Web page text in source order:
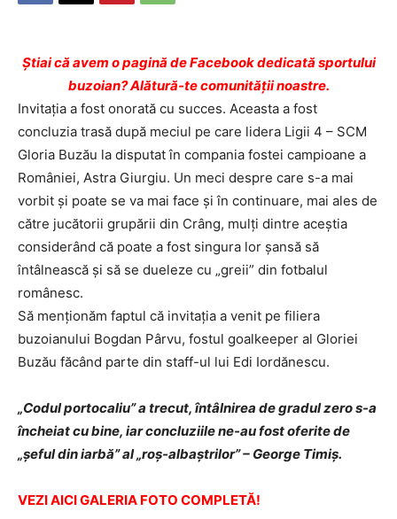
Ştiai că avem o pagină de Facebook dedicată sportului
buzoian? Alătură-te comunității noastre.
Invitaţia a fost onorată cu succes. Aceasta a fost
concluzia trasă după meciul pe care lidera Ligii 4 – SCM
Gloria Buzău la disputat în compania fostei campioane a
României, Astra Giurgiu. Un meci despre care s-a mai
vorbit şi poate se va mai face şi în continuare, mai ales de
către jucătorii grupării din Crâng, mulţi dintre aceştia
considerând că poate a fost singura lor şansă să
întâlnească şi să se dueleze cu „greii” din fotbalul
românesc.
Să menţionăm faptul că invitaţia a venit pe filiera
buzoianului Bogdan Pârvu, fostul goalkeeper al Gloriei
Buzău făcând parte din staff-ul lui Edi Iordănescu.
„Codul portocaliu” a trecut, întâlnirea de gradul zero s-a
încheiat cu bine, iar concluziile ne-au fost oferite de
„şeful din iarbă” al „roş-albaştrilor” – George Timiş.
VEZI AICI GALERIA FOTO COMPLETĂ!